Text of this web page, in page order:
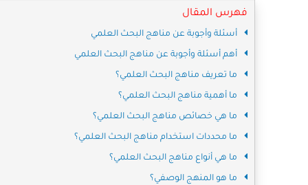
فهرس المقال
أسئلة وأجوبة عن مناهج البحث العلمي
أهم أسئلة وأجوبة عن مناهج البحث العلمي
ما تعريف مناهج البحث العلمي؟
ما أهمية مناهج البحث العلمي؟
ما هي خصائص مناهج البحث العلمي؟
ما محددات استخدام مناهج البحث العلمي؟
ما هي أنواع مناهج البحث العلمي؟
ما هو المنهج الوصفي؟